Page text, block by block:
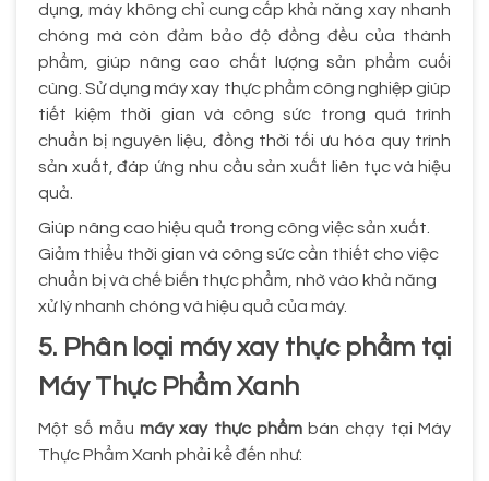
dụng, máy không chỉ cung cấp khả năng xay nhanh
chóng mà còn đảm bảo độ đồng đều của thành
phẩm, giúp nâng cao chất lượng sản phẩm cuối
cùng. Sử dụng máy xay thực phẩm công nghiệp giúp
tiết kiệm thời gian và công sức trong quá trình
chuẩn bị nguyên liệu, đồng thời tối ưu hóa quy trình
sản xuất, đáp ứng nhu cầu sản xuất liên tục và hiệu
quả.
Giúp nâng cao hiệu quả trong công việc sản xuất.
Giảm thiểu thời gian và công sức cần thiết cho việc
chuẩn bị và chế biến thực phẩm, nhờ vào khả năng
xử lý nhanh chóng và hiệu quả của máy.
5. Phân loại máy xay thực phẩm tại
Máy Thực Phẩm Xanh
Một số mẫu máy xay thực phẩmbán chạy tại Máy
Thực Phẩm Xanh phải kể đến như: